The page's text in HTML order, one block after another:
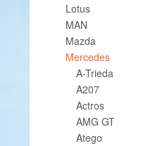
Lotus
MAN
Mazda
Mercedes
A-Trieda
A207
Actros
AMG GT
Atego